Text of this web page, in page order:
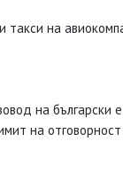
на
на български
на